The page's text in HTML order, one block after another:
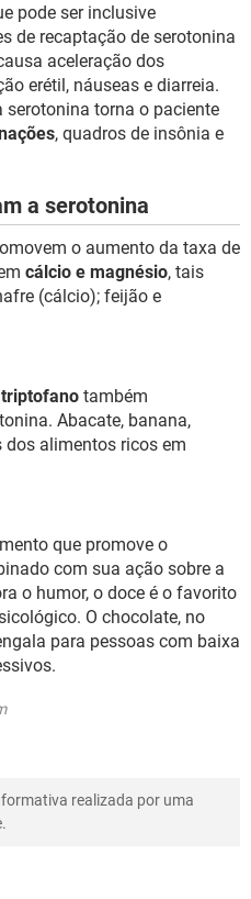
pode ser inclusive
de recaptação de serotonina
aceleração dos
erétil, náuseas e diarreia.
serotonina torna o paciente
, quadros de insônia e
a serotonina
o aumento da taxa de
cálcio e magnésio, tais
(cálcio); feijão e
triptofano também
Abacate, banana,
dos alimentos ricos em
que promove o
com sua ação sobre a
o humor, o doce é o favorito
O chocolate, no
para pessoas com baixa
realizada por uma